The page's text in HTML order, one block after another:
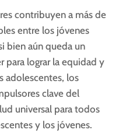
contribuyen a más de
entre los jóvenes
bien aún queda un
para lograr la equidad y
adolescentes, los
clave del
universal para todos
y los jóvenes.